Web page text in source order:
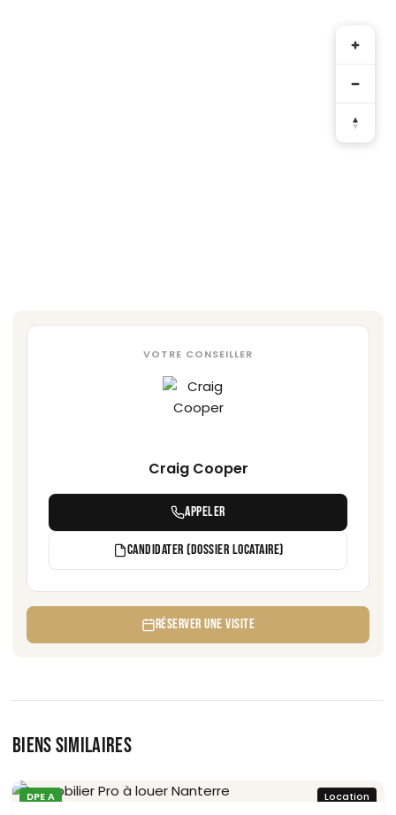
VOTRE CONSEILLER
Craig Cooper
APPELER
CANDIDATER (DOSSIER LOCATAIRE)
RÉSERVER UNE VISITE
BIENS SIMILAIRES
DPE A Location